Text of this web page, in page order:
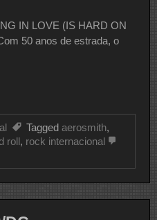
IN LOVE (IS HARD ON
50 anos de estrada, o
Tagged aerosmith,
roll, rock internacional